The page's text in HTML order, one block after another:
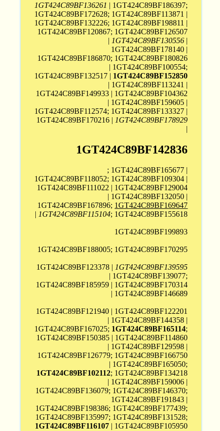
1GT424C89BF136261 | 1GT424C89BF186397;
1GT424C89BF172628; 1GT424C89BF113871 |
1GT424C89BF132226; 1GT424C89BF198811 |
1GT424C89BF120867; 1GT424C89BF126507
| 1GT424C89BF130556 |
1GT424C89BF178140 |
1GT424C89BF186870; 1GT424C89BF180826
| 1GT424C89BF100554;
1GT424C89BF132517 | 1GT424C89BF152850
| 1GT424C89BF113241 |
1GT424C89BF149933 | 1GT424C89BF104362
| 1GT424C89BF159605 |
1GT424C89BF112574; 1GT424C89BF133327 |
1GT424C89BF170216 | 1GT424C89BF178929
|
1GT424C89BF142836
; 1GT424C89BF165677 |
1GT424C89BF118052; 1GT424C89BF109304 |
1GT424C89BF111022 | 1GT424C89BF129004
| 1GT424C89BF132050 |
1GT424C89BF167896; 1GT424C89BF169647
|1GT424C89BF115104; 1GT424C89BF155618
1GT424C89BF199893
1GT424C89BF188005; 1GT424C89BF170295
1GT424C89BF123378 |1GT424C89BF139595
| 1GT424C89BF139077;
1GT424C89BF185959 | 1GT424C89BF170314
| 1GT424C89BF146689
1GT424C89BF121940 | 1GT424C89BF122201
| 1GT424C89BF144358 |
1GT424C89BF167025; 1GT424C89BF165114;
1GT424C89BF150385 | 1GT424C89BF114860
| 1GT424C89BF129598 |
1GT424C89BF126779; 1GT424C89BF166750
| 1GT424C89BF165050;
1GT424C89BF102112; 1GT424C89BF134218
| 1GT424C89BF159006 |
1GT424C89BF136079; 1GT424C89BF146370;
1GT424C89BF191843 |
1GT424C89BF198386; 1GT424C89BF177439;
1GT424C89BF135997; 1GT424C89BF131528;
1GT424C89BF116107 | 1GT424C89BF105950